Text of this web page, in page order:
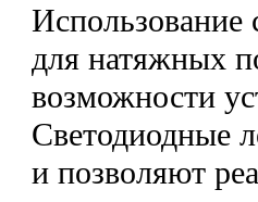
Использование
для натяжных
возможности
Светодиодные
и позволяют